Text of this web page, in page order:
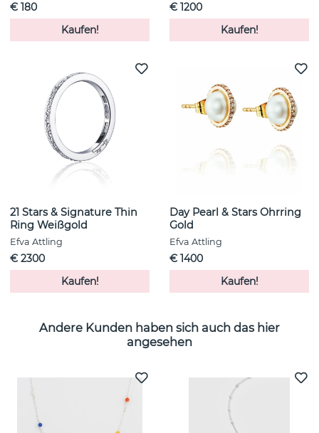
€ 180
Kaufen!
€ 1200
Kaufen!
21 Stars & Signature Thin
Ring Weißgold
Efva Attling
€ 2300
Kaufen!
Day Pearl & Stars Ohrring
Gold
Efva Attling
€ 1400
Kaufen!
Andere Kunden haben sich auch das hier
angesehen